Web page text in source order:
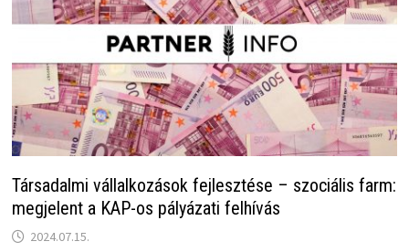
Társadalmi vállalkozások fejlesztése – szociális farm:
megjelent a KAP-os pályázati felhívás
2024.07.15.